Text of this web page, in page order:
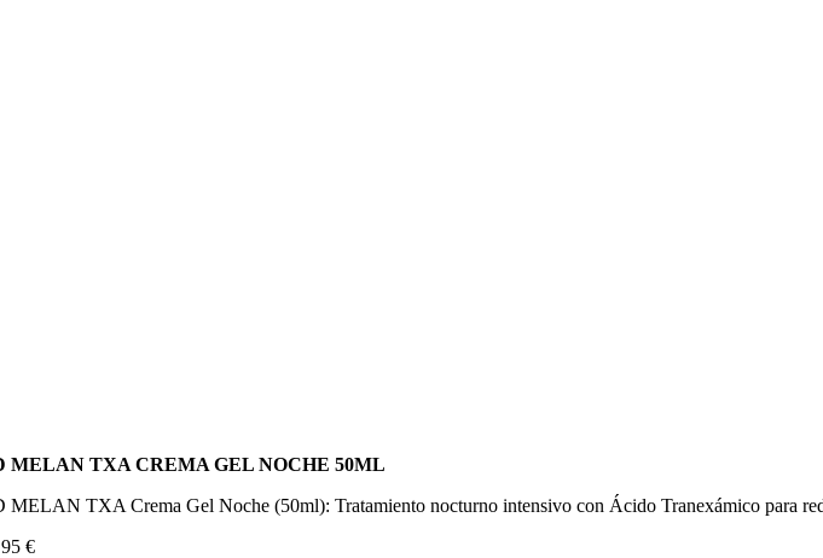
MELAN TXA CREMA GEL NOCHE 50ML
MELAN TXA Crema Gel Noche (50ml): Tratamiento nocturno intensivo con Ácido Tranexámico para
€